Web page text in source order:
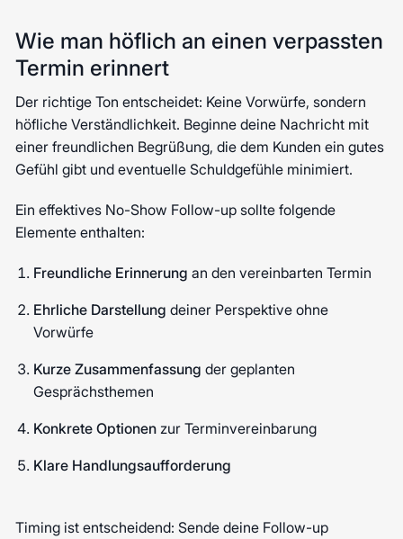
Wie man höflich an einen verpassten
Termin erinnert
Der richtige Ton entscheidet: Keine Vorwürfe, sondern
höfliche Verständlichkeit. Beginne deine Nachricht mit
einer freundlichen Begrüßung, die dem Kunden ein gutes
Gefühl gibt und eventuelle Schuldgefühle minimiert.
Ein effektives No-Show Follow-up sollte folgende
Elemente enthalten:
Freundliche Erinnerung an den vereinbarten Termin
Ehrliche Darstellung deiner Perspektive ohne
Vorwürfe
Kurze Zusammenfassung der geplanten
Gesprächsthemen
Konkrete Optionen zur Terminvereinbarung
Klare Handlungsaufforderung
Timing ist entscheidend: Sende deine Follow-up